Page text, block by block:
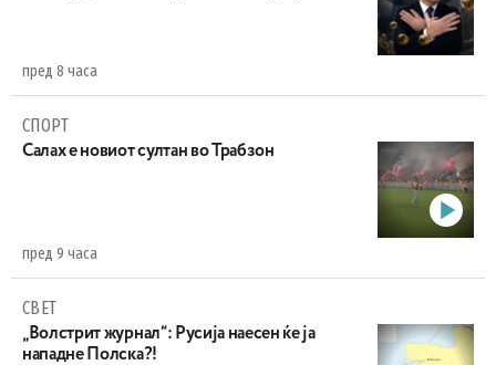
пред 8 часа
СПОРТ
Салах е новиот султан во Трабзон
пред 9 часа
СВЕТ
„Волстрит журнал“: Русија наесен ќе ја
нападне Полска?!